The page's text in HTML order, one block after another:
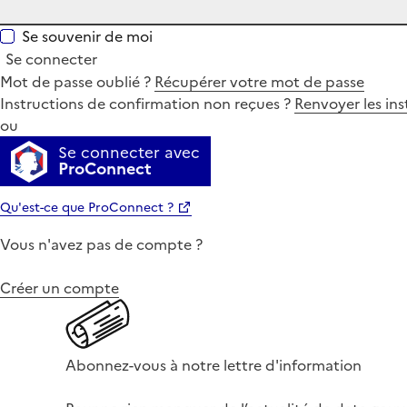
Se souvenir de moi
Se connecter
Mot de passe oublié ? Récupérer votre mot de passe
Instructions de confirmation non reçues ? Renvoyer les
ou
Se connecter avec
ProConnect
Qu'est-ce que ProConnect ?
Vous n'avez pas de compte ?
Créer un compte
Abonnez-vous à notre lettre d'information